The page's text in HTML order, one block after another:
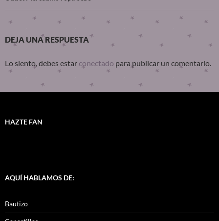
DEJA UNA RESPUESTA
Lo siento, debes estar conectado para publicar un comentario.
HAZTE FAN
AQUÍ HABLAMOS DE:
Bautizo